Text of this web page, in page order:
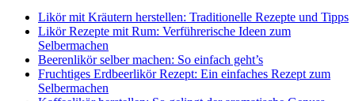
Likör mit Kräutern herstellen: Traditionelle Rezepte und Tipps
Likör Rezepte mit Rum: Verführerische Ideen zum
Selbermachen
Beerenlikör selber machen: So einfach geht’s
Fruchtiges Erdbeerlikör Rezept: Ein einfaches Rezept zum
Selbermachen